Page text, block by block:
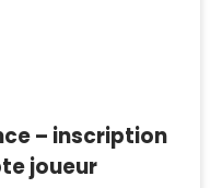
– inscription
joueur